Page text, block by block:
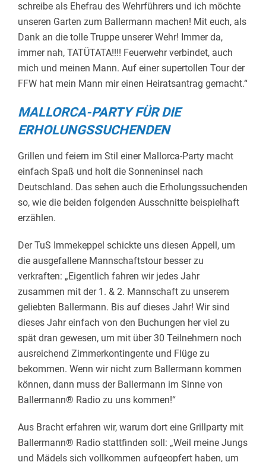
schreibe als Ehefrau des Wehrführers und ich möchte
unseren Garten zum Ballermann machen! Mit euch, als
Dank an die tolle Truppe unserer Wehr! Immer da,
immer nah, TATÜTATA!!!! Feuerwehr verbindet, auch
mich und meinen Mann. Auf einer supertollen Tour der
FFW hat mein Mann mir einen Heiratsantrag gemacht.“
MALLORCA-PARTY FÜR DIE
ERHOLUNGSSUCHENDEN
Grillen und feiern im Stil einer Mallorca-Party macht
einfach Spaß und holt die Sonneninsel nach
Deutschland. Das sehen auch die Erholungssuchenden
so, wie die beiden folgenden Ausschnitte beispielhaft
erzählen.
Der TuS Immekeppel schickte uns diesen Appell, um
die ausgefallene Mannschaftstour besser zu
verkraften: „Eigentlich fahren wir jedes Jahr
zusammen mit der 1. & 2. Mannschaft zu unserem
geliebten Ballermann. Bis auf dieses Jahr! Wir sind
dieses Jahr einfach von den Buchungen her viel zu
spät dran gewesen, um mit über 30 Teilnehmern noch
ausreichend Zimmerkontingente und Flüge zu
bekommen. Wenn wir nicht zum Ballermann kommen
können, dann muss der Ballermann im Sinne von
Ballermann® Radio zu uns kommen!“
Aus Bracht erfahren wir, warum dort eine Grillparty mit
Ballermann® Radio stattfinden soll: „Weil meine Jungs
und Mädels sich vollkommen aufgeopfert haben, um